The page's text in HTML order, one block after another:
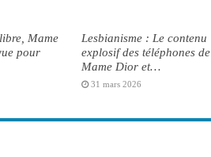
Mame
pour
Lesbianisme : Le contenu
explosif des téléphones de
Mame Dior et…
31 mars 2026